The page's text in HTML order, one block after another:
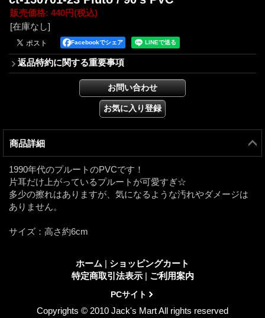
販売価格: 440円(税込)
[在庫なし]
Facebookでシェア
返品特約に関する重要事項
商品詳細
1990年代のプルートのPVCです！
片耳だけ上がっているプルートが可愛すぎ☆
多少の擦れはありますが、気になるような汚れやダメージは
ありません。
サイズ：高さ約6cm
ホーム | ショッピングカート
特定商取引法表示 | ご利用案内
PCサイト
Copyrights © 2010 Jack's Mart All rights reserved